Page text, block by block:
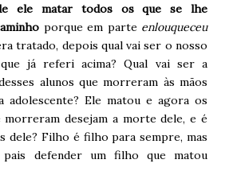
ele matar todos os que se lhe
porque em parte enlouqueceu
tratado, depois qual vai ser o nosso
já referi acima? Qual vai ser a
alunos que morreram às mãos
adolescente? Ele matou e agora os
morreram desejam a morte dele, e é
dele? Filho é filho para sempre, mas
defender um filho que matou